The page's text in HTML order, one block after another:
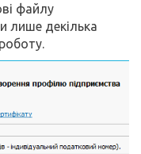
файлу
лише декілька